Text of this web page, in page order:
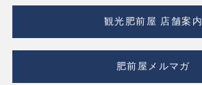
観光肥前屋 店舗案内
肥前屋メルマガ